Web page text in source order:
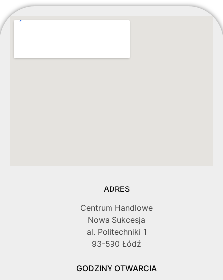
GODZINY OTWARCIA
ADRES
Centrum Handlowe
Nowa Sukcesja
al. Politechniki 1
93-590 Łódź